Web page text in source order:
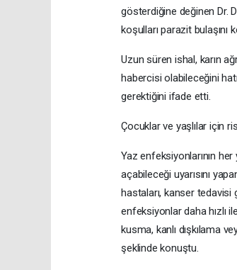
gösterdiğine değinen Dr.
koşulları parazit bulaşını
Uzun süren ishal, karın
habercisi olabileceğini
gerektiğini ifade etti.
Çocuklar ve yaşlılar için
Yaz enfeksiyonlarının
açabileceği uyarısını
hastaları, kanser tedavisi
enfeksiyonlar daha hızlı
kusma, kanlı dışkılama
şeklinde konuştu.